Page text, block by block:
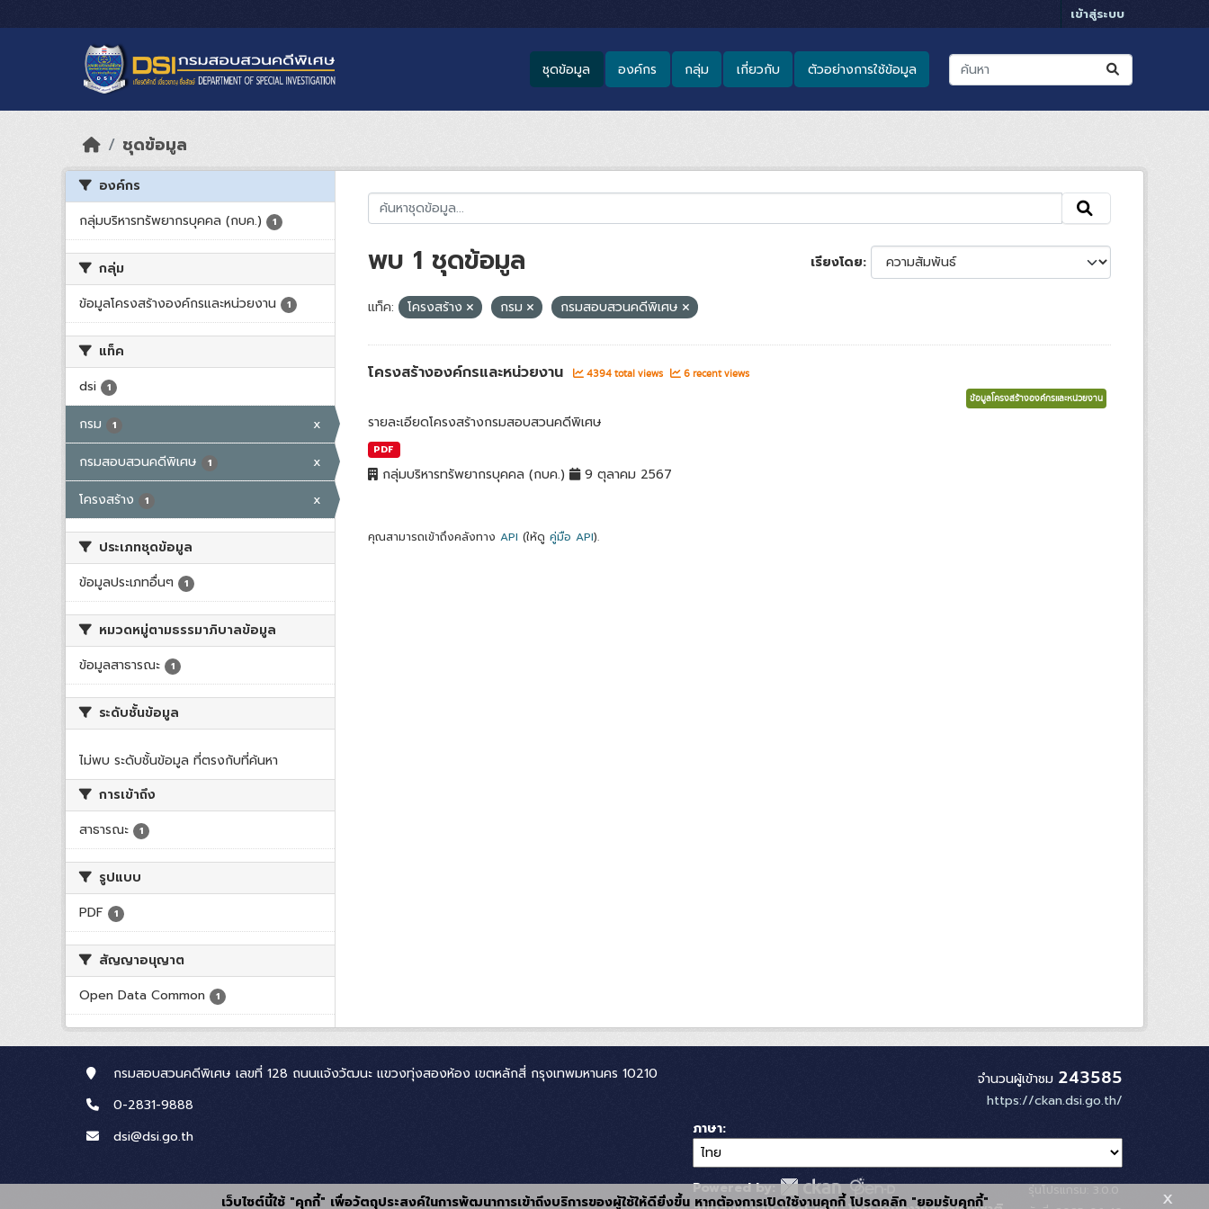
เข้าสู่ระบบ
ชุดข้อมูล องค์กร กลุ่ม เกี่ยวกับ ตัวอย่างการใช้ข้อมูล
ชุดข้อมูล
องค์กร
กลุ่มบริหารทรัพยากรบุคคล (กบค.)
1
กลุ่ม
ข้อมูลโครงสร้างองค์กรและหน่วยงาน
1
แท็ค
dsi
1
กรม 1
x
กรมสอบสวนคดีพิเศษ
1
x
โครงสร้าง
1 x
ประเภทชุดข้อมูล
ข้อมูลประเภทอื่นๆ
1
หมวดหมู่ตามธรรมาภิบาลข้อมูล
ข้อมูลสาธารณะ
1
ระดับชั้นข้อมูล
ไม่พบ ระดับชั้นข้อมูล ที่ตรงกับที่ค้นหา
การเข้าถึง
สาธารณะ
1
รูปแบบ
PDF
1
สัญญาอนุญาต
Open Data Common
1
เรียงโดย
พบ 1 ชุดข้อมูล
แท็ค: โครงสร้าง กรม กรมสอบสวนคดีพิเศษ
โครงสร้างองค์กรและหน่วยงาน 4394 total views 6 recent views
ข้อมูลโครงสร้างองค์กรและหน่วยงาน
รายละเอียดโครงสร้างกรมสอบสวนคดีพิเศษ
PDF
กลุ่มบริหารทรัพยากรบุคคล (กบค.) 9 ตุลาคม 2567
คุณสามารถเข้าถึงคลังทาง API (ให้ดู คู่มือ API).
กรมสอบสวนคดีพิเศษ เลขที่ 128 ถนนแจ้งวัฒนะ แขวงทุ่งสองห้อง เขตหลักสี่ กรุงเทพมหานคร 10210
0-2831-9888
dsi@dsi.go.th
จำนวนผู้เข้าชม 243585
https://ckan.dsi.go.th/
ภาษา
Powered by:
เว็บไซต์นี้ใช้ "คุกกี้" เพื่อวัตถุประสงค์ในการพัฒนาการเข้าถึงบริการของผู้ใช้ให้ดียิ่งขึ้น หากต้องการเปิดใช้งานคุกกี้ โปรดคลิก "ยอมรับคุกกี้" x